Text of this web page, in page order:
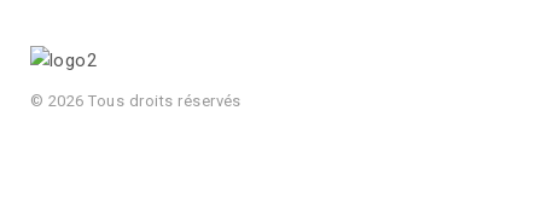
© 2026 Tous droits réservés